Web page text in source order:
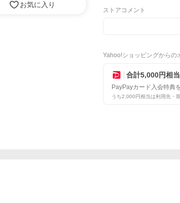
お気に入り
ストアコメント
Yahoo!ショッピングからの
合計5,000円相
PayPayカード入会特典
うち2,000円相当は利用先・